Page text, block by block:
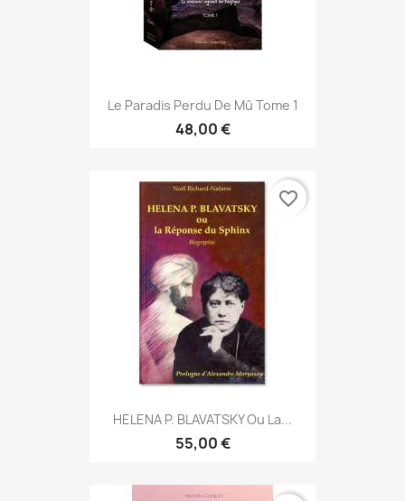
Le Paradis Perdu De Mû Tome 1
48,00 €
HELENA P. BLAVATSKY Ou La...
55,00 €
favorite_border